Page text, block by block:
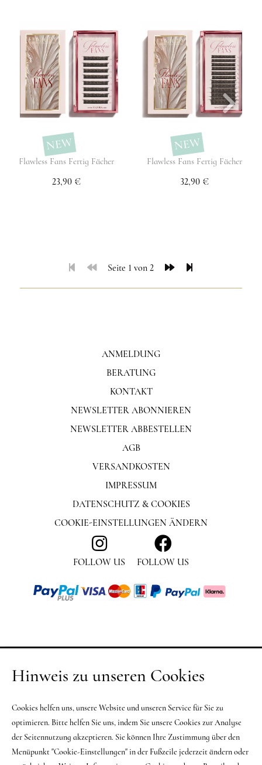
NEW
Flawless Fans Fertig Fächer
23,90 €
NEW
Flawless Fans Fertig Fächer
32,90 €
Seite 1 von 2
ANMELDUNG
BERATUNG
KONTAKT
NEWSLETTER ABONNIEREN
NEWSLETTER ABBESTELLEN
FOLLOW US FOLLOW US
AGB
VERSANDKOSTEN
IMPRESSUM
DATENSCHUTZ & COOKIES
COOKIE-EINSTELLUNGEN ÄNDERN
Hinweis zu unseren Cookies
Cookies helfen uns, unsere Website und unseren Service für Sie zu
optimieren. Bitte helfen Sie uns, indem Sie unsere Cookies zur Analyse
der Seitennutzung akzeptieren. Sie können Ihre Zustimmung über den
Menüpunkt "Cookie-Einstellungen" in der Fußzeile jederzeit ändern oder